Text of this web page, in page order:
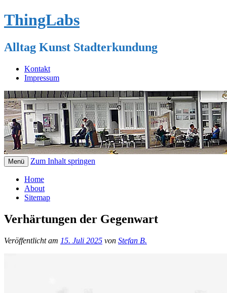
ThingLabs
Alltag Kunst Stadterkundung
Kontakt
Impressum
Menü Zum Inhalt springen
Home
About
Sitemap
Verhärtungen der Gegenwart
Veröffentlicht am 15. Juli 2025 von Stefan B.